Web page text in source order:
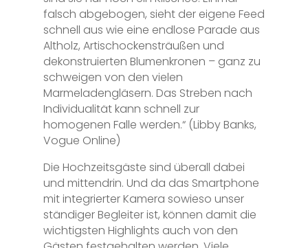
falsch abgebogen, sieht der eigene Feed
schnell aus wie eine endlose Parade aus
Altholz, Artischockensträußen und
dekonstruierten Blumenkronen – ganz zu
schweigen von den vielen
Marmeladengläsern. Das Streben nach
Individualität kann schnell zur
homogenen Falle werden.“ (Libby Banks,
Vogue Online)
Die Hochzeitsgäste sind überall dabei
und mittendrin. Und da das Smartphone
mit integrierter Kamera sowieso unser
ständiger Begleiter ist, können damit die
wichtigsten Highlights auch von den